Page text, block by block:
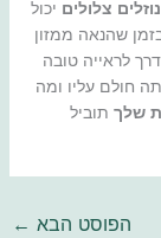
נוזלים צלולים יכול
שהנאה ממזון
לראייה טובה
חולם עליו ומה
שלךתוביל
הפוסט הבא ←